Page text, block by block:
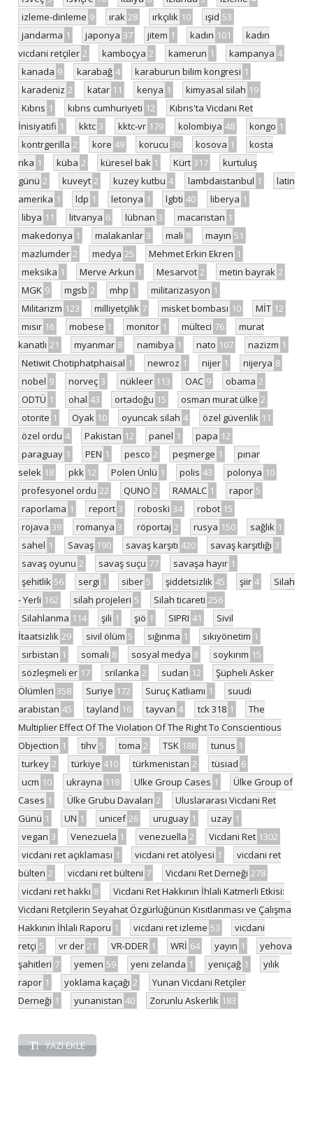
izleme-dinleme 9 ırak 28 ırkçılık 10 ışid 53
jandarma 1 japonya 37 jitem 1 kadın 101
kadın
vicdani retçiler 2 kamboçya 2 kamerun 1 kampanya 4
kanada 9 karabağ 4 karaburun bilim kongresi 1
karadeniz 2 katar 11 kenya 1 kimyasal silah 19
Kıbrıs 1 kıbrıs cumhuriyeti 12
Kıbrıs'ta Vicdani Ret
İnisiyatifi 1 kktc 3 kktc-vr 179 kolombiya 48 kongo 1
kontrgerilla 2 kore 49 korucu 30 kosova 1
kosta
rika 1 küba 2 küresel bak 1 Kürt 317
kurtuluş
günü 2 kuveyt 2 kuzey kutbu 4 lambdaistanbul 1
latin
amerika 1 ldp 1 letonya 1 lgbti 40 liberya 1
libya 11 litvanya 6 lübnan 3 macaristan 1
makedonya 1 malakanlar 3 mali 8 mayın 51
mazlumder 2 medya 25 Mehmet Erkin Ekren 1
meksika 1 Merve Arkun 1 Mesarvot 2 metin bayrak 2
MGK 9 mgsb 2 mhp 1 militarizasyon 1
Militarizm 123 milliyetçilik 7 misket bombası 10 MİT 12
mısır 16 mobese 1 monitor 1 mülteci 76
murat
kanatlı 21 myanmar 8 namibya 1 nato 107 nazizm 1
Netiwit Chotiphatphaisal 1 newroz 1 nijer 1 nijerya 8
nobel 9 norveç 3 nükleer 113 OAC 9 obama 2
ODTÜ 1 ohal 43 ortadoğu 15 osman murat ülke 2
otorite 1 Oyak 10 oyuncak silah 4 özel güvenlik 11
özel ordu 4 Pakistan 12 panel 1 papa 12
paraguay 1 PEN 1 pesco 2 peşmerge 1
pınar
selek 18 pkk 12 Polen Ünlü 1 polis 43 polonya 10
profesyonel ordu 22 QUNO 2 RAMALC 1 rapor 5
raporlama 1 report 3 roboski 34 robot 15
rojava 39 romanya 3 röportaj 2 rusya 150 sağlık 1
sahel 1 Savaş 190 savaş karşıtı 420 savaş karşıtlığı 3
savaş oyunu 2 savaş suçu 77 savaşa hayır 1
şehitlik 56 sergi 1 siber 5 şiddetsizlik 45 şiir 4
Silah
- Yerli 162 silah projeleri 5 Silah ticareti 256
Silahlanma 114 şili 1 şiö 1 SIPRI 41
Sivil
İtaatsizlik 29 sivil ölüm 5 sığınma 1 sıkıyönetim 1
sırbistan 1 somali 8 sosyal medya 8 soykırım 15
sözleşmeli er 17 srilanka 2 sudan 12
Şüpheli Asker
Ölümleri 358 Suriye 172 Suruç Katliamı 1
suudi
arabistan 45 tayland 16 tayvan 4 tck 318 1
The
Multiplier Effect Of The Violation Of The Right To Conscientious
Objection 1 tihv 5 toma 2 TSK 188 tunus 1
turkey 2 türkiye 410 türkmenistan 2 tüsiad 6
ucm 10 ukrayna 118 Ulke Group Cases 1
Ülke Group of
Cases 1 Ülke Grubu Davaları 2
Uluslararası Vicdani Ret
Günü 1 UN 1 unicef 26 uruguay 1 uzay 1
vegan 3 Venezuela 1 venezuella 2 Vicdani Ret 1302
vicdani ret açıklaması 1 vicdani ret atölyesi 1
vicdani ret
bülten 2 vicdani ret bülteni 7 Vicdani Ret Derneği 278
vicdani ret hakkı 8
Vicdani Ret Hakkının İhlali Katmerli Etkisi:
Vicdani Retçilerin Seyahat Özgürlüğünün Kısıtlanması ve Çalışma
Hakkının İhlali Raporu 1 vicdani ret izleme 53
vicdani
retçi 5 vr der 21 VR-DDER 1 WRİ 64 yayın 1
yehova
şahitleri 7 yemen 59 yeni zelanda 1 yeniçağ 1
yılık
rapor 1 yoklama kaçağı 2
Yunan Vicdani Retçiler
Derneği 1 yunanistan 40 Zorunlu Askerlik 183
YAZI EKLE